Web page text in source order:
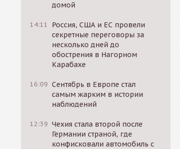
домой
14:11
Россия, США и ЕС провели
секретные переговоры за
несколько дней до
обострения в Нагорном
Карабахе
16:09 Сентябрь в Европе стал
самым жарким в истории
наблюдений
12:39 Чехия стала второй после
Германии страной, где
конфисковали автомобиль с